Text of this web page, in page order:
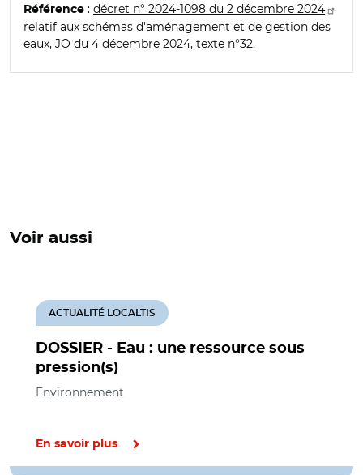
Référence : décret n° 2024-1098 du 2 décembre 2024
relatif aux schémas d'aménagement et de gestion des
eaux, JO du 4 décembre 2024, texte n°32.
Voir aussi
DOSSIER - Eau : une ressource sous
pression(s)
ACTUALITÉ LOCALTIS
Environnement
En savoir plus